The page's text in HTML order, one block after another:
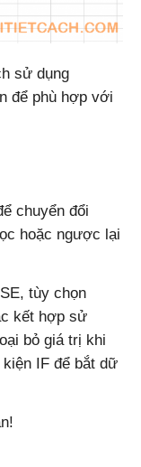
sử dụng
để phù hợp với
chuyển đổi
hoặc ngược lại
tùy chọn
kết hợp sử
bỏ giá trị khi
IF để bắt dữ